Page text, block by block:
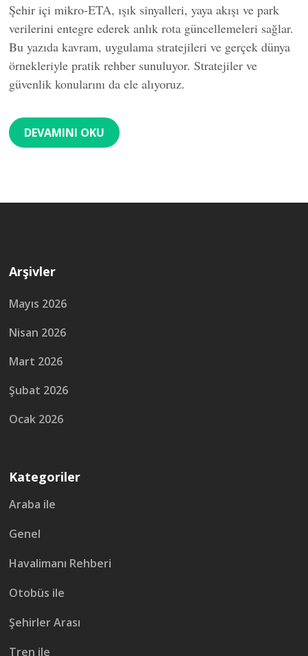
Şehir içi mikro-ETA, ışık sinyalleri, yaya akışı ve park
verilerini entegre ederek anlık rota güncellemeleri sağlar.
Bu yazıda kavram, uygulama stratejileri ve gerçek dünya
örnekleriyle pratik rehber sunuluyor. Stratejiler ve
güvenlik konularını da ele alıyoruz.
DEVAMINI OKU
Arşivler
Mayıs 2026
Nisan 2026
Mart 2026
Şubat 2026
Ocak 2026
Kategoriler
Araba ile
Genel
Havalimanı Rehberi
Otobüs ile
Şehirler Arası
Tren ile